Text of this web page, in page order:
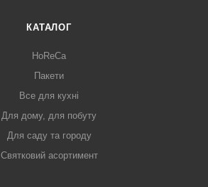
КАТАЛОГ
HoReCa
Пакети
Все для кухні
Для дому, для побуту
Для саду та городу
Святковий асортимент